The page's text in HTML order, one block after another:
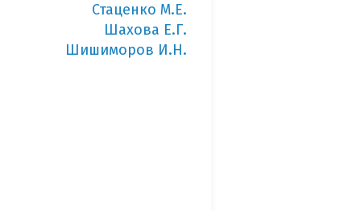
Стаценко М.Е.
Шахова Е.Г.
Шишиморов И.Н.